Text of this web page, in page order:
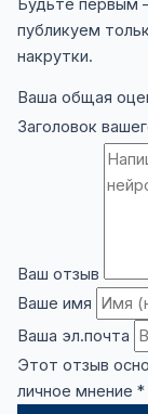
Будьте первым
публикуем
накрутки.
Ваша общая
Заголовок
Ваш отзыв
Ваше имя
Ваша эл.почта
Этот отзыв
личное мнение *